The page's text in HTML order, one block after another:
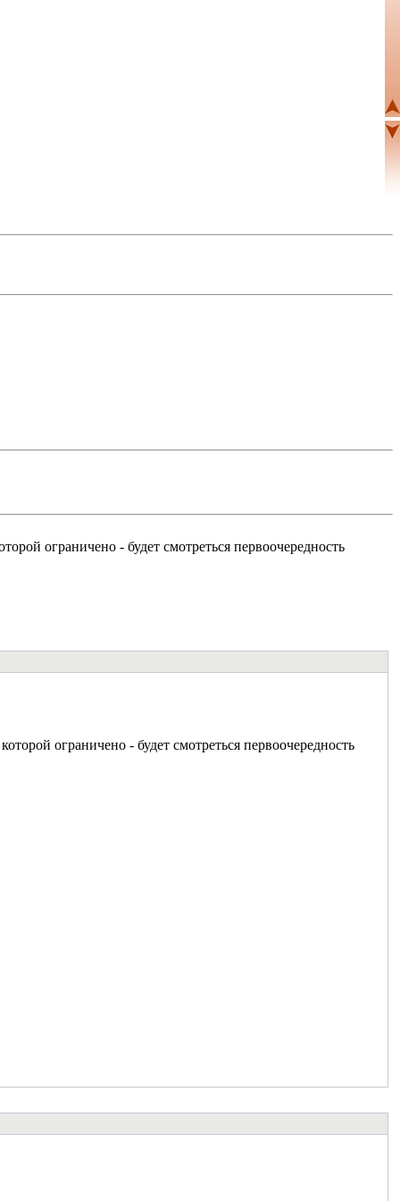
ограничено - будет смотреться первоочередность
ограничено - будет смотреться первоочередность